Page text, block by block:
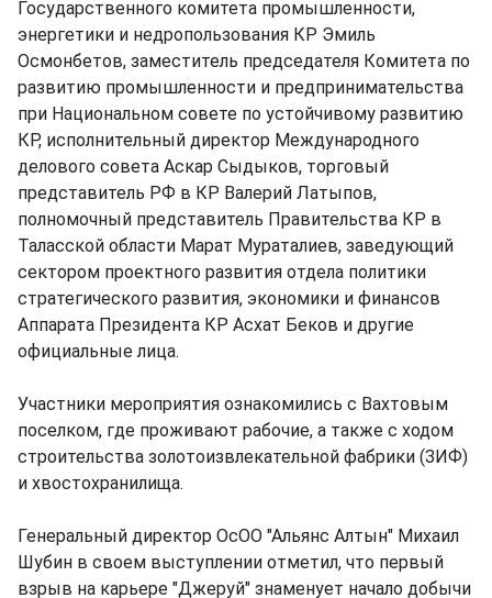
Государственного комитета промышленности,
энергетики и недропользования КР Эмиль
Осмонбетов, заместитель председателя Комитета по
развитию промышленности и предпринимательства
при Национальном совете по устойчивому развитию
КР, исполнительный директор Международного
делового совета Аскар Сыдыков, торговый
представитель РФ в КР Валерий Латыпов,
полномочный представитель Правительства КР в
Таласской области Марат Мураталиев, заведующий
сектором проектного развития отдела политики
стратегического развития, экономики и финансов
Аппарата Президента КР Асхат Беков и другие
официальные лица.
Участники мероприятия ознакомились с Вахтовым
поселком, где проживают рабочие, а также с ходом
строительства золотоизвлекательной фабрики (ЗИФ)
и хвостохранилища.
Генеральный директор ОсОО "Альянс Алтын" Михаил
Шубин в своем выступлении отметил, что первый
взрыв на карьере "Джеруй" знаменует начало добычи